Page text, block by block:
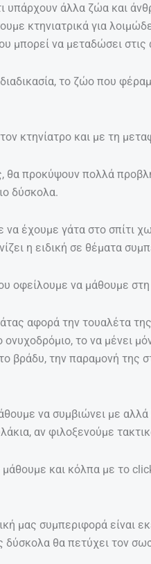
υπάρχουν άλλα ζώα και
κτηνιατρικά για
μπορεί να μεταδώσει στις
το ζώο που
κτηνίατρο και με τη
θα προκύψουν πολλά
δύσκολα.
έχουμε γάτα στο σπίτι
η ειδική σε θέματα
οφείλουμε να μάθουμε
αφορά την τουαλέτα
ονυχοδρόμιο, το να μένει
βράδυ, την παραμονή της
να συμβιώνει με αλλά
αν φιλοξενούμε
και κόλπα με το
μας συμπεριφορά είναι
δύσκολα θα πετύχει τον